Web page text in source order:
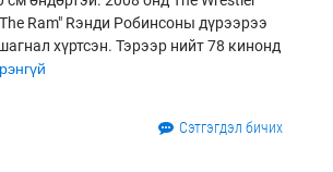
Ram" Rэнди Робинсоны дүрээрээ
хүртсэн. Тэрээр нийт 78 кинонд
Сэтгэгдэл бичих